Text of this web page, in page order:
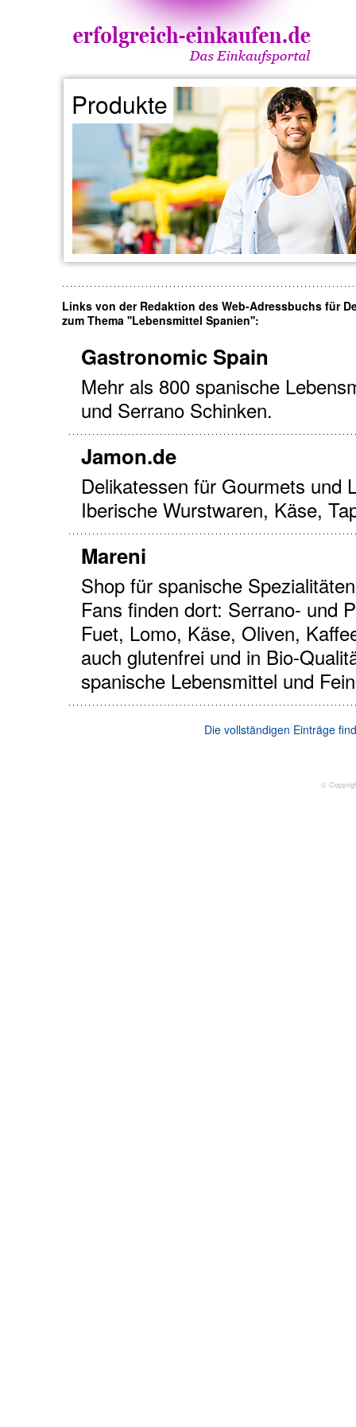
Produkte
Links von der Redaktion des Web-Adressbuchs für
zum Thema ''Lebensmittel Spanien'':
Gastronomic Spain
Mehr als 800 spanische
und Serrano Schinken.
Jamon.de
Delikatessen für Gourmets und
Iberische Wurstwaren, Käse,
Mareni
Shop für spanische
Fans finden dort: Serrano- und
Fuet, Lomo, Käse, Oliven,
auch glutenfrei und in Bio-
spanische Lebensmittel und
Die vollständigen Einträge
©